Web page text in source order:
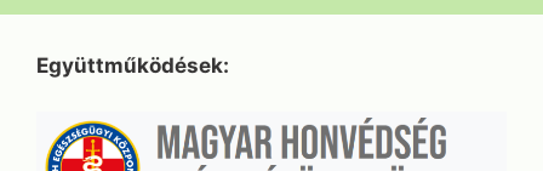
Együttműködések: